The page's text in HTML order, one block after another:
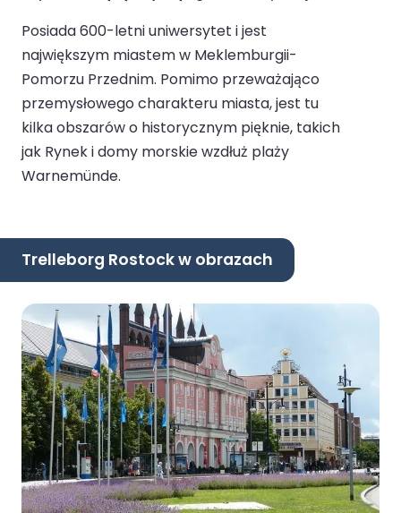
Posiada 600-letni uniwersytet i jest
największym miastem w Meklemburgii-
Pomorzu Przednim. Pomimo przeważająco
przemysłowego charakteru miasta, jest tu
kilka obszarów o historycznym pięknie, takich
jak Rynek i domy morskie wzdłuż plaży
Warnemünde.
Trelleborg Rostock w obrazach